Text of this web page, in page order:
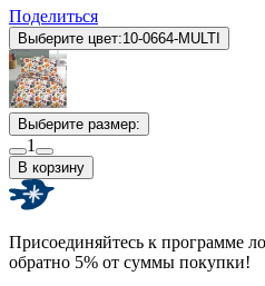
Поделиться
Выберите цвет:10-0664-MULTI
Выберите размер:
1
В корзину
Присоединяйтесь к программе
обратно 5% от суммы покупки!